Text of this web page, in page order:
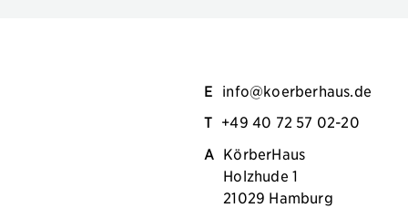
E info@koerberhaus.de
T +49 40 72 57 02-20
A KörberHaus
Holzhude 1
21029 Hamburg